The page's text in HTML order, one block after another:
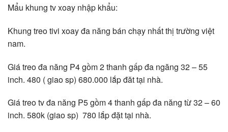
Mẩu khung tv xoay nhập khẩu:
Khung treo tivi xoay đa năng bán chạy nhất thị trường việt
nam.
Giá treo đa năng P4 gồm 2 thanh gấp đa ngăng 32 – 55
inch. 480 ( giao sp) 680.000 lắp đăt tại nhà.
Giá treo tv đa năng P5 gồm 4 thanh gấp đa năng từ 32 – 60
inch. 580k (giao sp) 780 lắp đặt tại nhà.